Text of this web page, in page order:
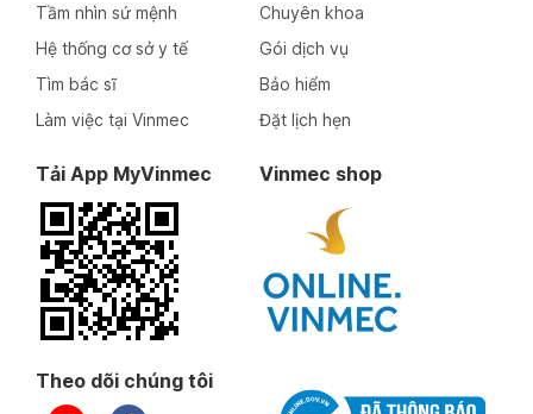
Tầm nhìn sứ mệnh
Hệ thống cơ sở y tế
Tìm bác sĩ
Làm việc tại Vinmec
Chuyên khoa
Gói dịch vụ
Bảo hiểm
Đặt lịch hẹn
Tải App MyVinmec Vinmec shop
Theo dõi chúng tôi